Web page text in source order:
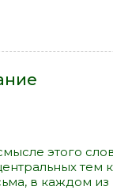
этого
тем
в каждом из